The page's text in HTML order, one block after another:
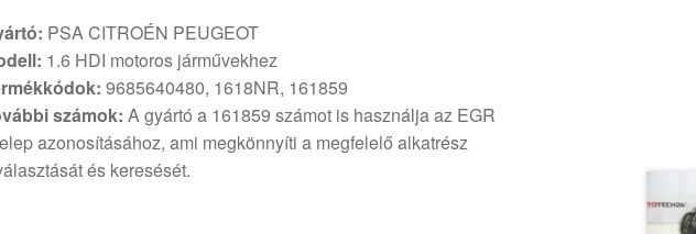
PSA CITROÉN PEUGEOT
1.6 HDI motoros járművekhez
9685640480, 1618NR, 161859
számok: A gyártó a 161859 számot is használja az EGR
azonosításához, ami megkönnyíti a megfelelő alkatrész
és keresését.